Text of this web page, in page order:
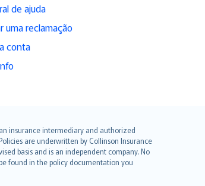
de ajuda
uma reclamação
conta
insurance intermediary and authorized
are underwritten by Collinson Insurance
basis and is an independent company. No
found in the policy documentation you